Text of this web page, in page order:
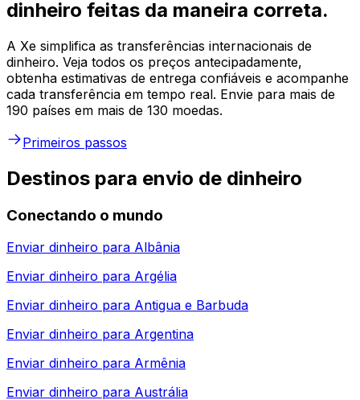
dinheiro feitas da maneira correta.
A Xe simplifica as transferências internacionais de
dinheiro. Veja todos os preços antecipadamente,
obtenha estimativas de entrega confiáveis e acompanhe
cada transferência em tempo real. Envie para mais de
190 países em mais de 130 moedas.
Primeiros passos
Destinos para envio de dinheiro
Conectando o mundo
Enviar dinheiro para Albânia
Enviar dinheiro para Argélia
Enviar dinheiro para Antigua e Barbuda
Enviar dinheiro para Argentina
Enviar dinheiro para Armênia
Enviar dinheiro para Austrália